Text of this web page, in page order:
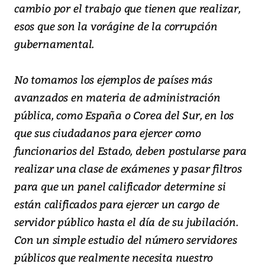
cambio por el trabajo que tienen que realizar,
esos que son la vorágine de la corrupción
gubernamental.
No tomamos los ejemplos de países más
avanzados en materia de administración
pública, como España o Corea del Sur, en los
que sus ciudadanos para ejercer como
funcionarios del Estado, deben postularse para
realizar una clase de exámenes y pasar filtros
para que un panel calificador determine si
están calificados para ejercer un cargo de
servidor público hasta el día de su jubilación.
Con un simple estudio del número servidores
públicos que realmente necesita nuestro